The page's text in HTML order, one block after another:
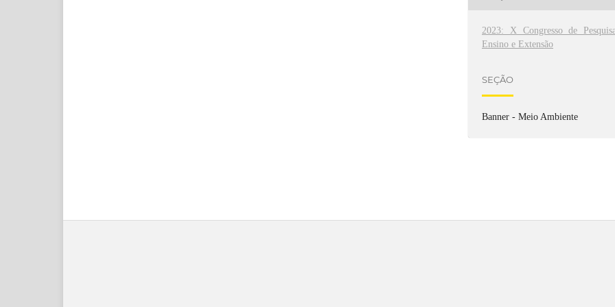
2023: X Congresso de
Ensino e Extensão
SEÇÃO
Banner - Meio Ambiente